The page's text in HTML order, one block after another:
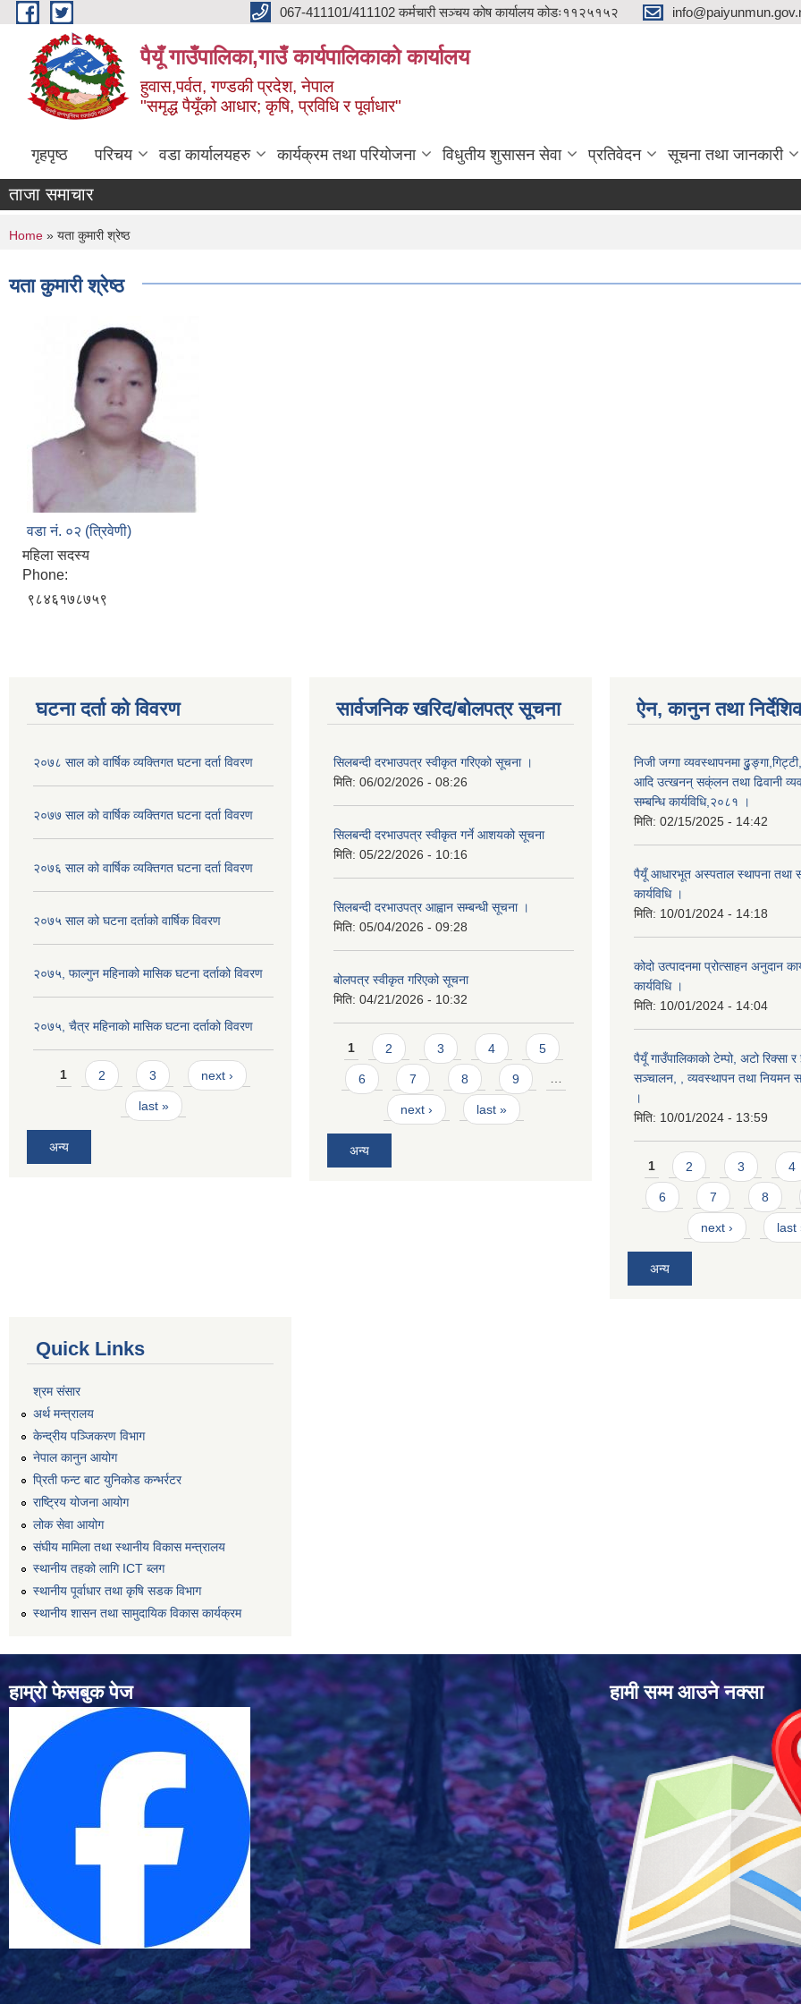
Skip to main content 067-411101/411102 कर्मचारी सञ्चय कोष कार्यालय कोडः११२५१५२
पैयूँ गाउँपालिका,गाउँ कार्यपालिकाको कार्यालय
हुवास,पर्वत, गण्डकी प्रदेश, नेपाल
"समृद्ध पैयूँको आधार; कृषि, प्रविधि र पूर्वाधार"
गृहपृष्ठ परिचय वडा कार्यालयहरु कार्यक्रम तथा परियोजना विधुतीय शुसासन सेवा प्रतिवेदन सूचना तथा जानकारी
ताजा समाचार
You are here
Home » यता कुमारी श्रेष्ठ
यता कुमारी श्रेष्ठ
वडा नं. ०२ (त्रिवेणी)
महिला सदस्य
Phone:
९८४६१७८७५९
घटना दर्ता को विवरण
२०७८ साल को वार्षिक व्यक्तिगत घटना दर्ता विवरण
२०७७ साल को वार्षिक व्यक्तिगत घटना दर्ता विवरण
२०७६ साल को वार्षिक व्यक्तिगत घटना दर्ता विवरण
२०७५ साल को घटना दर्ताको वार्षिक विवरण
२०७५, फाल्गुन महिनाको मासिक घटना दर्ताको विवरण
२०७५, चैत्र महिनाको मासिक घटना दर्ताको विवरण
Pages
1 2 3 next ›
last »
अन्य
सार्वजनिक खरिद/बोलपत्र सूचना
सिलबन्दी दरभाउपत्र स्वीकृत गरिएको सूचना ।
मिति: 06/02/2026 - 08:26
सिलबन्दी दरभाउपत्र स्वीकृत गर्ने आशयको सूचना
मिति: 05/22/2026 - 10:16
सिलबन्दी दरभाउपत्र आह्वान सम्बन्धी सूचना ।
मिति: 05/04/2026 - 09:28
बोलपत्र स्वीकृत गरिएको सूचना
मिति: 04/21/2026 - 10:32
Pages
1 2 3 4 5
6 7 8 9 …
next › last »
अन्य
ऐन, कानुन तथा
निजी जग्गा व्यवस्थापनमा
आदि उत्खनन् सक्ंलन तथा ढिवानी
सम्बन्धि कार्यविधि,२०८१ ।
मिति: 02/15/2025 - 14:42
पैयूँ आधारभूत अस्पताल स्थापना तथा
कार्यविधि ।
मिति: 10/01/2024 - 14:18
कोदो उत्पादनमा प्रोत्साहन अनुदान
कार्यविधि ।
मिति: 10/01/2024 - 14:04
पैयूँ गाउँपालिकाको टेम्पो, अटो रिक्सा र
सञ्चालन, , व्यवस्थापन तथा नियमन
।
मिति: 10/01/2024 - 13:59
Pages
1 2 3 4
6 7 8
next › last
अन्य
Quick Links
श्रम संसार
अर्थ मन्त्रालय
केन्द्रीय पञ्जिकरण विभाग
नेपाल कानुन आयोग
प्रिती फन्ट बाट युनिकोड कन्भर्रटर
राष्ट्रिय योजना आयोग
लोक सेवा आयोग
संघीय मामिला तथा स्थानीय विकास मन्त्रालय
स्थानीय तहको लागि ICT ब्लग
स्थानीय पूर्वाधार तथा कृषि सडक विभाग
स्थानीय शासन तथा सामुदायिक विकास कार्यक्रम
हाम्रो फेसबुक पेज हामी सम्म आउने नक्सा